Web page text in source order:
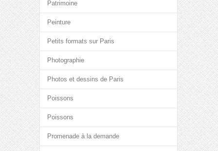
Patrimoine
Peinture
Petits formats sur Paris
Photographie
Photos et dessins de Paris
Poissons
Poissons
Promenade à la demande